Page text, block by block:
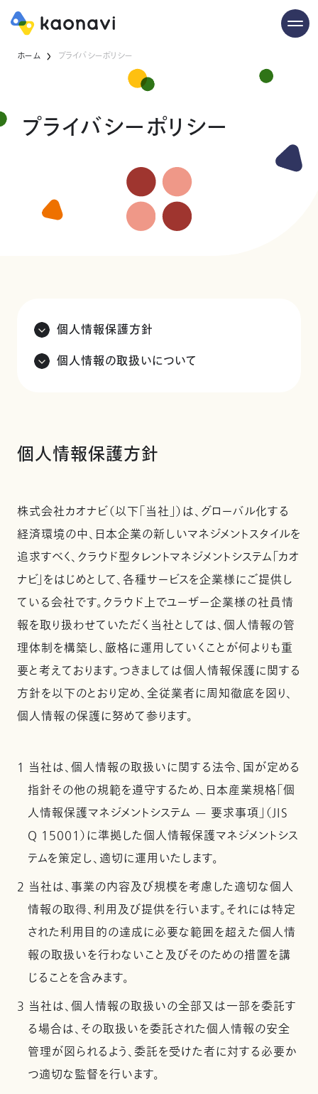
ホーム プライバシーポリシー
プライバシーポリシー
個人情報保護方針
個人情報の取扱いについて
個人情報保護方針
株式会社カオナビ（以下「当社」）は、グローバル化する
経済環境の中、日本企業の新しいマネジメントスタイルを
追求すべく、クラウド型タレントマネジメントシステム「カオ
ナビ」をはじめとして、各種サービスを企業様にご提供し
ている会社です。クラウド上でユーザー企業様の社員情
報を取り扱わせていただく当社としては、個人情報の管
理体制を構築し、厳格に運用していくことが何よりも重
要と考えております。つきましては個人情報保護に関する
方針を以下のとおり定め、全従業者に周知徹底を図り、
個人情報の保護に努めて参ります。
1 当社は、個人情報の取扱いに関する法令、国が定める
指針その他の規範を遵守するため、日本産業規格「個
人情報保護マネジメントシステム — 要求事項」（JIS
Q 15001）に準拠した個人情報保護マネジメントシス
テムを策定し、適切に運用いたします。
2 当社は、事業の内容及び規模を考慮した適切な個人
情報の取得、利用及び提供を行います。それには特定
された利用目的の達成に必要な範囲を超えた個人情
報の取扱いを行わないこと及びそのための措置を講
じることを含みます。
3 当社は、個人情報の取扱いの全部又は一部を委託す
る場合は、その取扱いを委託された個人情報の安全
管理が図られるよう、委託を受けた者に対する必要か
つ適切な監督を行います。